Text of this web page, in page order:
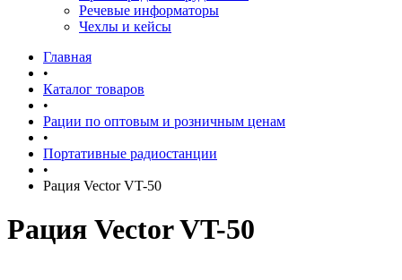
Речевые информаторы
Чехлы и кейсы
Главная
•
Каталог товаров
•
Рации по оптовым и розничным ценам
•
Портативные радиостанции
•
Рация Vector VT-50
Рация Vector VT-50